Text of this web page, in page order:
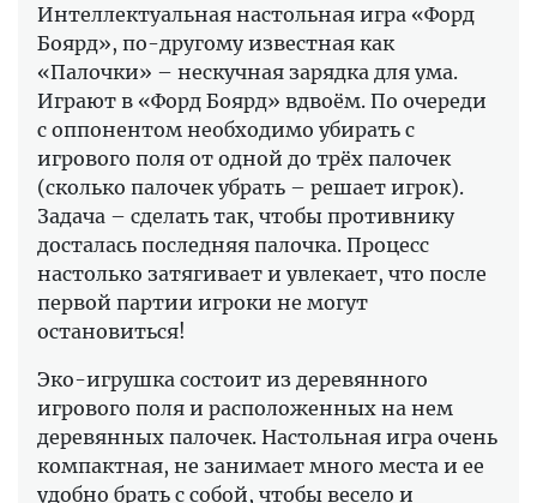
Интеллектуальная настольная игра «Форд
Боярд», по-другому известная как
«Палочки» – нескучная зарядка для ума.
Играют в «Форд Боярд» вдвоём. По очереди
с оппонентом необходимо убирать с
игрового поля от одной до трёх палочек
(сколько палочек убрать – решает игрок).
Задача – сделать так, чтобы противнику
досталась последняя палочка. Процесс
настолько затягивает и увлекает, что после
первой партии игроки не могут
остановиться!
Эко-игрушка состоит из деревянного
игрового поля и расположенных на нем
деревянных палочек. Настольная игра очень
компактная, не занимает много места и ее
удобно брать с собой, чтобы весело и